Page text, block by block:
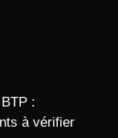
:
à vérifier